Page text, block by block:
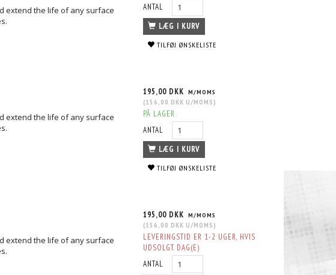
extend the life of any surface
ANTAL
LÆG I KURV
TILFØJ ØNSKELISTE
extend the life of any surface
195,00 DKK M/MOMS
(156,00 DKK U/MOMS )
PÅ LAGER
ANTAL
LÆG I KURV
TILFØJ ØNSKELISTE
extend the life of any surface
195,00 DKK M/MOMS
(156,00 DKK U/MOMS )
LEVERINGSTID ER 1-2 UGER, HVIS
UDSOLGT. DAG(E)
ANTAL